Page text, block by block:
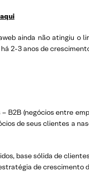
ainda não atingiu o
2-3 anos de
B2B (negócios entre
de seus clientes a
base sólida de
de crescimento